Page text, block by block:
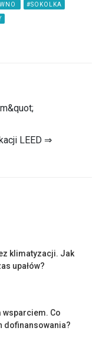
#SOKOLKA
LEED ⇒
klimatyzacji. Jak
upałów?
wsparciem. Co
dofinansowania?